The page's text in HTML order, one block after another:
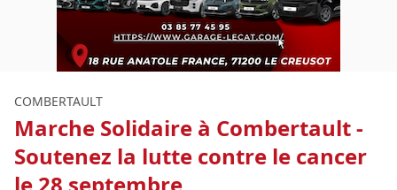
COMBERTAULT
Marche Solidaire à Combertault -
Soutenez la lutte contre le cancer